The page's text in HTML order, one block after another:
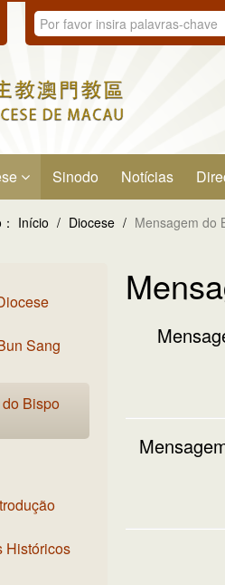
Sinodo Notícias
Início / Diocese / Mensagem do
Sang
Bispo
Históricos